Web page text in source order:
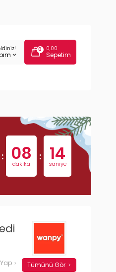
0 0,00
Sepetim
: 08
dakika
: 13
saniye
Tümünü Gör